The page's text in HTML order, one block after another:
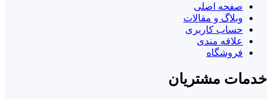
صفحه اصلی
وبلاگ و مقالات
حساب کاربری
علاقه مندی
فروشگاه
خدمات مشتریان